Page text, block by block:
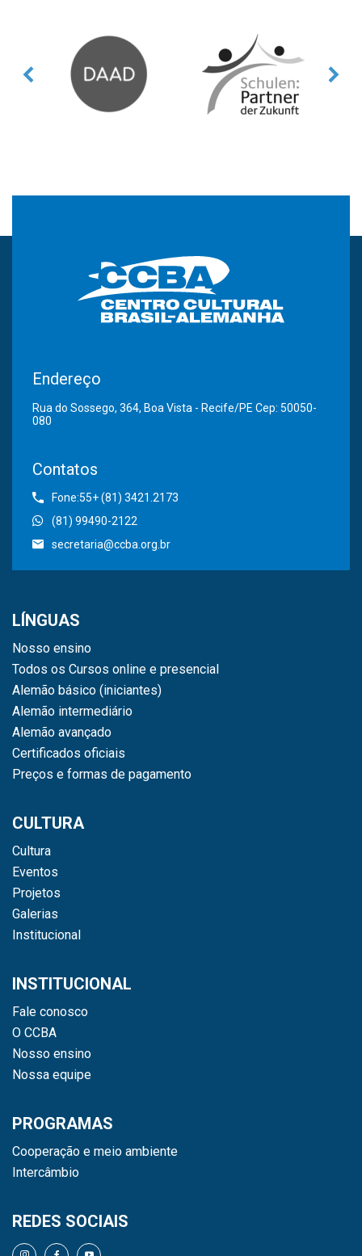
Endereço
Rua do Sossego, 364, Boa Vista - Recife/PE Cep: 50050-
080
Contatos
Fone:55+ (81) 3421.2173
(81) 99490-2122
secretaria@ccba.org.br
LÍNGUAS
Nosso ensino
Todos os Cursos online e presencial
Alemão básico (iniciantes)
Alemão intermediário
Alemão avançado
Certificados oficiais
Preços e formas de pagamento
CULTURA
Cultura
Eventos
Projetos
Galerias
Institucional
INSTITUCIONAL
Fale conosco
O CCBA
Nosso ensino
Nossa equipe
PROGRAMAS
Cooperação e meio ambiente
Intercâmbio
REDES SOCIAIS